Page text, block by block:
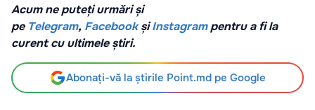
Acum ne puteți urmări și
pe Telegram, Facebook șiInstagrampentru a fi la
curent cu ultimele știri.
Abonați-vă la știrile Point.md pe Google